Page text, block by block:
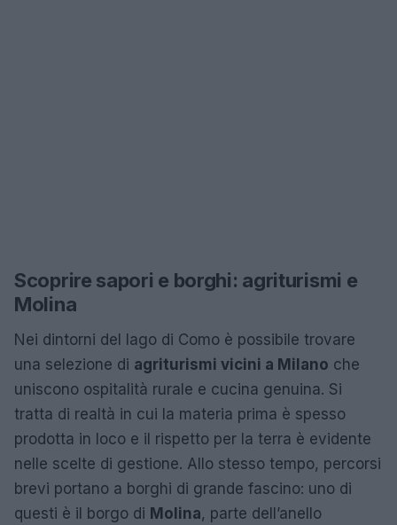
Scoprire sapori e borghi: agriturismi e
Molina
Nei dintorni del lago di Como è possibile trovare
una selezione di agriturismi vicini a Milano che
uniscono ospitalità rurale e cucina genuina. Si
tratta di realtà in cui la materia prima è spesso
prodotta in loco e il rispetto per la terra è evidente
nelle scelte di gestione. Allo stesso tempo, percorsi
brevi portano a borghi di grande fascino: uno di
questi è il borgo di Molina, parte dell’anello